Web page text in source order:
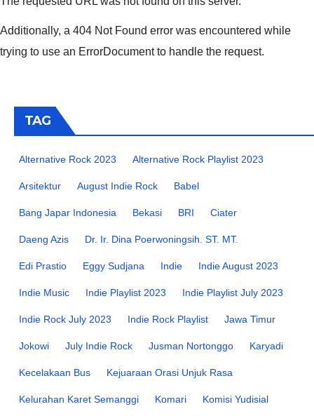
Additionally, a 404 Not Found error was encountered while
trying to use an ErrorDocument to handle the request.
TAG
Alternative Rock 2023 Alternative Rock Playlist 2023
Arsitektur August Indie Rock Babel
Bang Japar Indonesia Bekasi BRI Ciater
Daeng Azis Dr. Ir. Dina Poerwoningsih. ST. MT.
Edi Prastio Eggy Sudjana Indie Indie August 2023
Indie Music Indie Playlist 2023 Indie Playlist July 2023
Indie Rock July 2023 Indie Rock Playlist Jawa Timur
Jokowi July Indie Rock Jusman Nortonggo Karyadi
Kecelakaan Bus Kejuaraan Orasi Unjuk Rasa
Kelurahan Karet Semanggi Komari Komisi Yudisial